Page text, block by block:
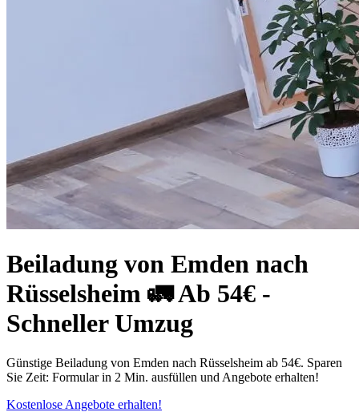
Beiladung von Emden nach
Rüsselsheim 🚛 Ab 54€ -
Schneller Umzug
Günstige Beiladung von Emden nach Rüsselsheim ab 54€. Sparen
Sie Zeit: Formular in 2 Min. ausfüllen und Angebote erhalten!
Kostenlose Angebote erhalten!